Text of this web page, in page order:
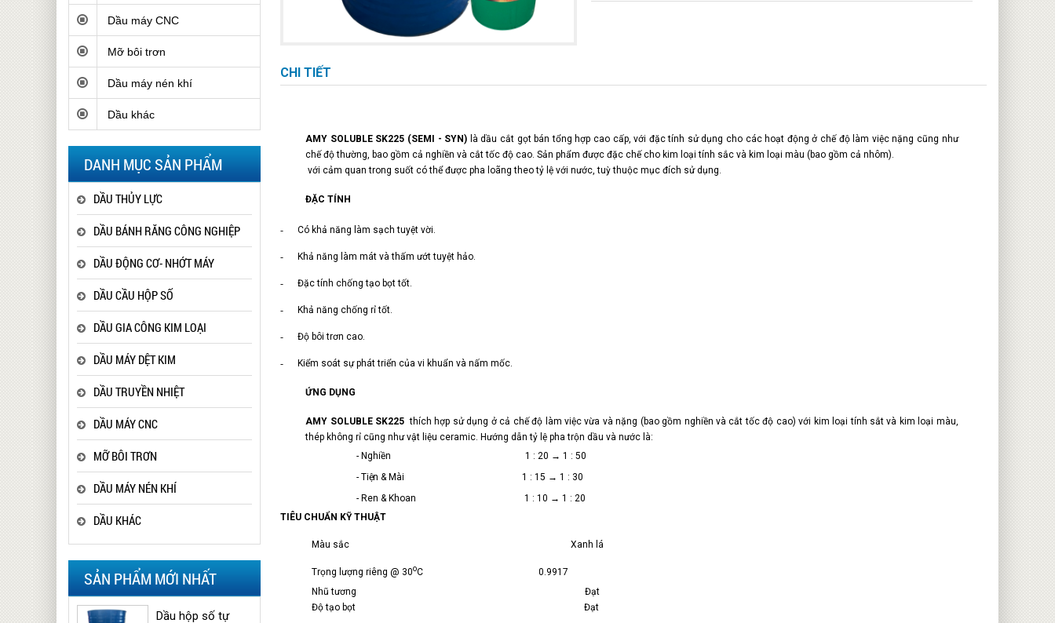
Dầu máy CNC
Mỡ bôi trơn
Dầu máy nén khí
Dầu khác
DANH MỤC SẢN PHẨM
DẦU THỦY LỰC
DẦU BÁNH RĂNG CÔNG NGHIỆP
DẦU ĐỘNG CƠ- NHỚT MÁY
DẦU CẦU HỘP SỐ
DẦU GIA CÔNG KIM LOẠI
DẦU MÁY DỆT KIM
DẦU TRUYỀN NHIỆT
DẦU MÁY CNC
MỠ BÔI TRƠN
DẦU MÁY NÉN KHÍ
DẦU KHÁC
SẢN PHẨM MỚI NHẤT
Dầu hộp số tự
CHI TIẾT
AMY SOLUBLE SK225 (SEMI - SYN) là dầu cắt gọt bán tổng hợp cao cấp, với đặc tính sử dụng cho các hoạt động ở chế độ làm việc nặng cũng như
chế độ thường, bao gồm cả nghiền và cắt tốc độ cao. Sản phẩm được đặc chế cho kim loại tính sắc và kim loại màu (bao gồm cả nhôm).
với cảm quan trong suốt có thể được pha loãng theo tỷ lệ với nước, tuỳ thuộc mục đích sử dụng.
ĐẶC TÍNH
- Có khả năng làm sạch tuyệt vời.
- Khả năng làm mát và thấm ướt tuyệt hảo.
- Đặc tính chống tạo bọt tốt.
- Khả năng chống rỉ tốt.
- Độ bôi trơn cao.
- Kiểm soát sự phát triển của vi khuẩn và nấm mốc.
ỨNG DỤNG
AMY SOLUBLE SK225thích hợp sử dụng ở cả chế độ làm việc vừa và nặng (bao gồm nghiền và cắt tốc độ cao) với kim loại tính sắt và kim loại màu,
thép không rỉ cũng như vật liệu ceramic. Hướng dẫn tỷ lệ pha trộn dầu và nước là:
- Nghiền 1 : 20 → 1 : 50
-Tiện & Mài 1 : 15 → 1 : 30
- Ren & Khoan 1 : 10 → 1 : 20
TIÊU CHUẨN KỸ THUẬT
Màu sắc Xanh lá
Trọng lượng riêng @ 30oC 0.9917
Nhũ tương Đạt
Độ tạo bọt Đạt